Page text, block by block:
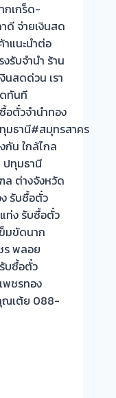
กเกร็ด-
ดี จ่ายเงินสด
แนะนำต่อ
รับจำนำ ร้าน
นสดด่วน เรา
ทันที
อตั๋วจำนำทอง
ธานี#สมุทรสาคร
กัน ใกล้ไกล
ปทุมธานี
ต่างจังหวัด
รับซื้อตั๋ว
ท่ง รับซื้อตั๋ว
มขัดนาก
ร พลอย
รับซื้อตั๋ว
พชรทอง
ณเต้ย 088-